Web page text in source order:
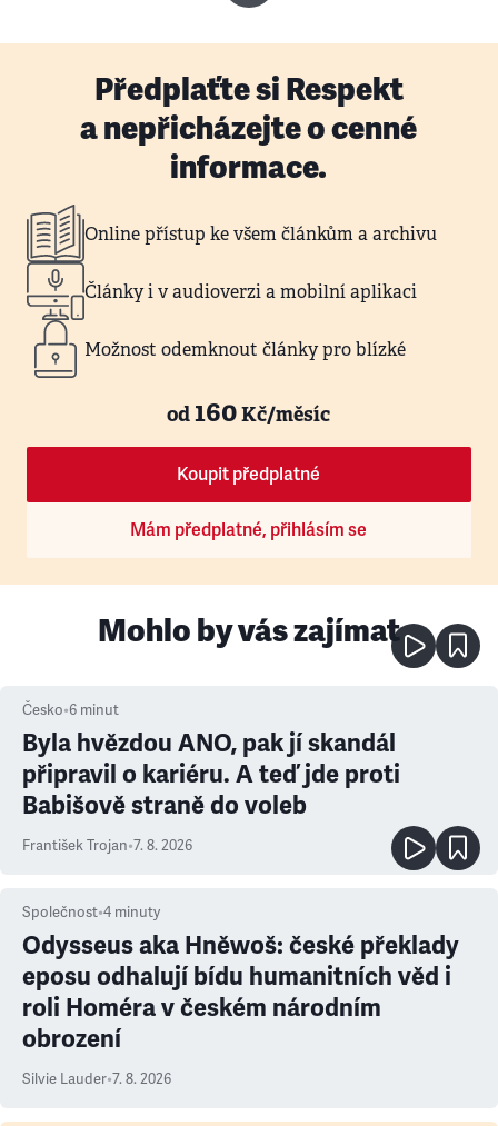
Předplaťte si Respekt
a nepřicházejte o cenné
informace.
Online přístup ke všem článkům a archivu
Články i v audioverzi a mobilní aplikaci
Možnost odemknout články pro blízké
od160Kč/měsíc
Koupit předplatné
Mám předplatné, přihlásím se
Mohlo by vás zajímat
Česko•6 minut
Byla hvězdou ANO, pak jí skandál
připravil o kariéru. A teď jde proti
Babišově straně do voleb
František Trojan•7. 8. 2026
Společnost•4 minuty
Odysseus aka Hněwoš: české překlady
eposu odhalují bídu humanitních věd i
roli Homéra v českém národním
obrození
Silvie Lauder•7. 8. 2026